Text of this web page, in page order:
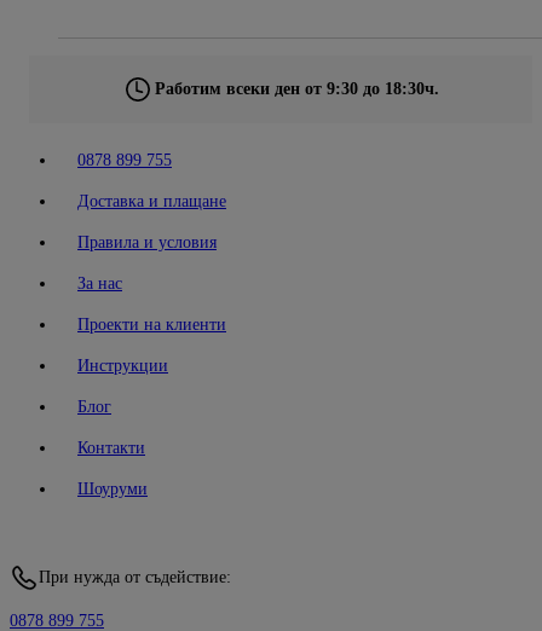
Работим всеки ден от 9:30 до 18:30ч.
0878 899 755
Доставка и плащане
Правила и условия
За нас
Проекти на клиенти
Инструкции
Блог
Контакти
Шоуруми
При нужда от съдействие:
0878 899 755